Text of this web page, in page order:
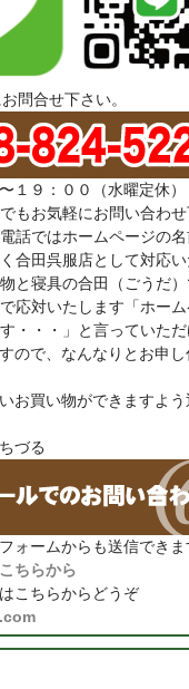
問合せ下さい。
１９：００（水曜定休）
もお気軽にお問い合わせ
話ではホームページの
合田呉服店として対応い
物と寝具の合田（ごうだ）
応対いたします「ホー
・・・」と言っていた
ので、なんなりとお申し
お買い物ができますよ
づる
ォームからも送信できま
ちらから
こちらからどうぞ